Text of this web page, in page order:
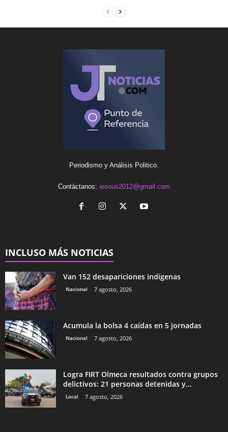
Periodismo y Análisis Politico.
Contáctanos: iesous2012@gmail.com
INCLUSO MÁS NOTICIAS
Van 152 desapariciones indígenas
Nacional 7 agosto, 2026
Acumula la bolsa 4 caídas en 5 jornadas
Nacional 7 agosto, 2026
Logra FIRT Olmeca resultados contra grupos
delictivos: 21 personas detenidas y...
Local 7 agosto, 2026